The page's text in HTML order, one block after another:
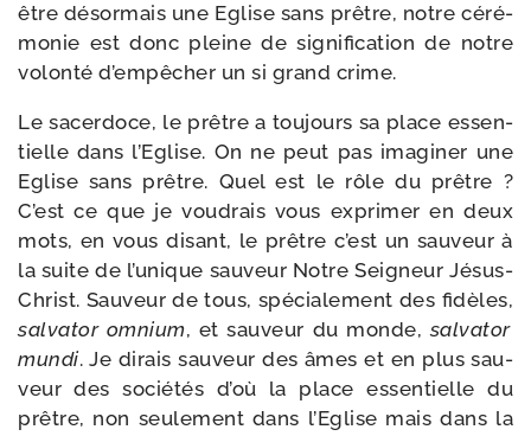
être désor­mais une Eglise sans prêtre, notre céré­
mo­nie est donc pleine de signi­fi­ca­tion de notre
volon­té d’empêcher un si grand crime.
Le sacer­doce, le prêtre a tou­jours sa place essen­
tielle dans l’Eglise. On ne peut pas ima­gi­ner une
Eglise sans prêtre. Quel est le rôle du prêtre ?
C’est ce que je vou­drais vous expri­mer en deux
mots, en vous disant, le prêtre c’est un sau­veur à
la suite de l’unique sau­veur Notre Seigneur Jésus-​
Christ. Sauveur de tous, spé­cia­le­ment des fidèles,
sal­va­tor omnium, et sau­veur du monde,sal­va­tor
mun­di. Je dirais sau­veur des âmes et en plus sau­
veur des socié­tés d’où la place essen­tielle du
prêtre, non seule­ment dans l’Eglise mais dans la